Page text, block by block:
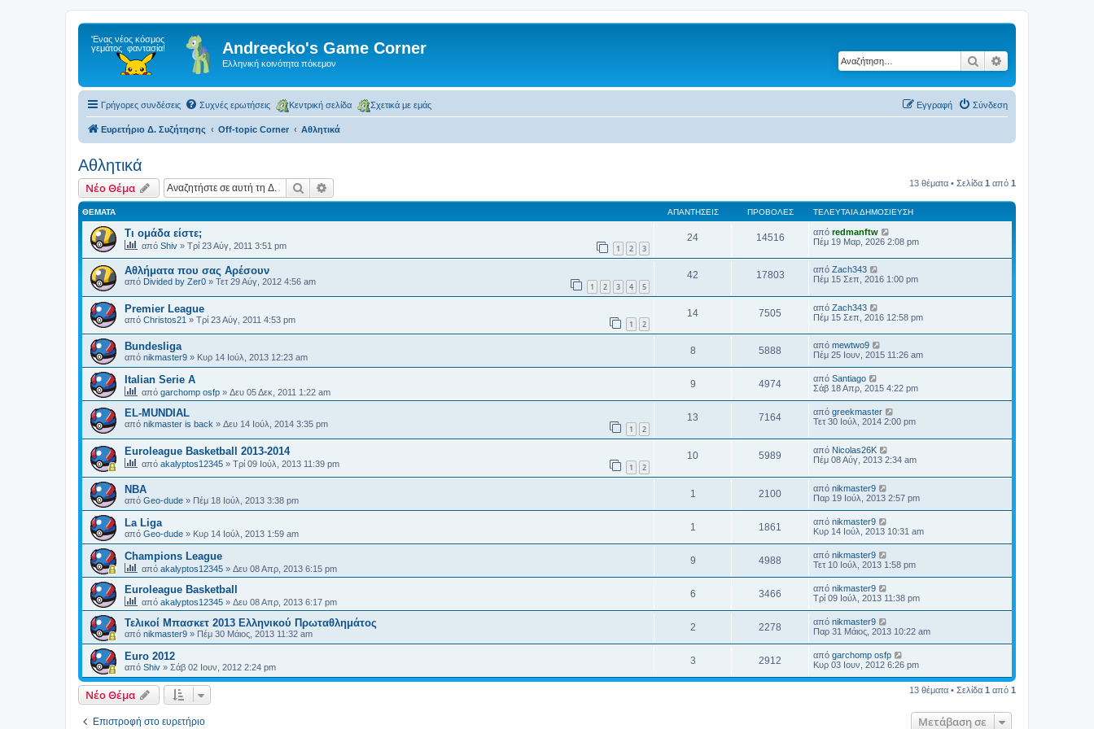
Andreecko's Game Corner
Ελληνική κοινότητα πόκεμον Αναζήτηση
Γρήγορες συνδέσεις Συχνές ερωτήσεις Κεντρική σελίδα Σχετικά με εμάς Σύνδεση
Εγγραφή
Ευρετήριο Δ. Συζήτησης Off-topic Corner Αθλητικά
Αθλητικά
Νέο Θέμα Αναζήτηση 13 θέματα • Σελίδα 1 από 1
ΘΈΜΑΤΑ ΑΠΑΝΤΉΣΕΙΣ ΠΡΟΒΟΛΈΣ ΤΕΛΕΥΤΑΊΑ ΔΗΜΟΣΊΕΥΣΗ
Τι ομάδα είστε;
από Shiv » Τρί 23 Αύγ, 2011 3:51 pm 1 2 3
24 14516 από redmanftw
Πέμ 19 Μαρ, 2026 2:08 pm
Αθλήματα που σας Αρέσουν
από Divided by Zer0 » Τετ 29 Αύγ, 2012 4:56 am 1 2 3 4 5
42 17803 από Zach343
Πέμ 15 Σεπ, 2016 1:00 pm
Premier League
από Christos21 » Τρί 23 Αύγ, 2011 4:53 pm 1 2
14 7505 από Zach343
Πέμ 15 Σεπ, 2016 12:58 pm
Βundesliga
από nikmaster9 » Κυρ 14 Ιούλ, 2013 12:23 am
8 5888 από mewtwo9
Πέμ 25 Ιουν, 2015 11:26 am
Italian Serie A
από garchomp osfp » Δευ 05 Δεκ, 2011 1:22 am
9 4974 από Santiago
Σάβ 18 Απρ, 2015 4:22 pm
EL-MUNDIAL
από nikmaster is back » Δευ 14 Ιούλ, 2014 3:35 pm 1 2
13 7164 από greekmaster
Τετ 30 Ιούλ, 2014 2:00 pm
Euroleague Basketball 2013-2014
από akalyptos12345 » Τρί 09 Ιούλ, 2013 11:39 pm 1 2
10 5989 από Nicolas26K
Πέμ 08 Αύγ, 2013 2:34 am
ΝΒΑ
από Geo-dude » Πέμ 18 Ιούλ, 2013 3:38 pm
1 2100 από nikmaster9
Παρ 19 Ιούλ, 2013 2:57 pm
La Liga
από Geo-dude » Κυρ 14 Ιούλ, 2013 1:59 am
1 1861 από nikmaster9
Κυρ 14 Ιούλ, 2013 10:31 am
Champions League
από akalyptos12345 » Δευ 08 Απρ, 2013 6:15 pm
9 4988 από nikmaster9
Τετ 10 Ιούλ, 2013 1:58 pm
Euroleague Basketball
από akalyptos12345 » Δευ 08 Απρ, 2013 6:17 pm
6 3466 από nikmaster9
Τρί 09 Ιούλ, 2013 11:38 pm
Τελικοί Μπασκετ 2013 Ελληνικού Πρωταθλημάτος
από nikmaster9 » Πέμ 30 Μάιος, 2013 11:32 am
2 2278 από nikmaster9
Παρ 31 Μάιος, 2013 10:22 am
Euro 2012
από Shiv » Σάβ 02 Ιουν, 2012 2:24 pm
3 2912 από garchomp osfp
Κυρ 03 Ιουν, 2012 6:26 pm
Νέο Θέμα 13 θέματα • Σελίδα 1 από 1
Επιστροφή στο ευρετήριο Μετάβαση σε